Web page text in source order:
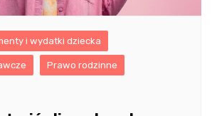
i wydatki dziecka
Prawo rodzinne